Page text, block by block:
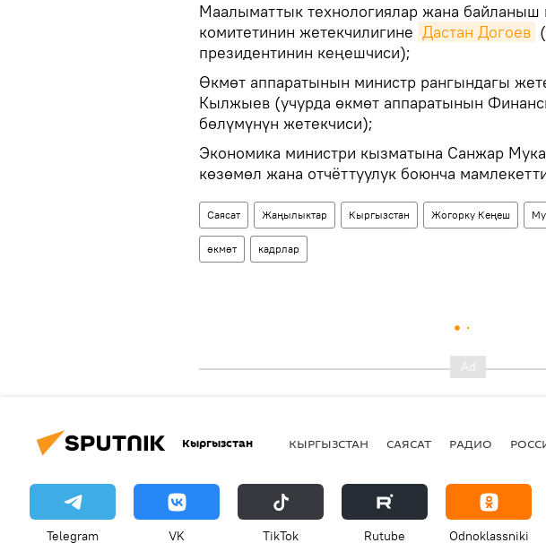
Маалыматтык технологиялар жана байланыш
комитетинин жетекчилигине Дастан Догоев
президентинин кеңешчиси);
Өкмөт аппаратынын министр рангындагы
Кылжыев (учурда өкмөт аппаратынын
бөлүмүнүн жетекчиси);
Экономика министри кызматына Санжар
көзөмөл жана отчёттуулук боюнча
Саясат Жаңылыктар Кыргызстан Жогорку Кеңеш
өкмөт кадрлар
Кыргызстан КЫРГЫЗСТАН САЯСАТ РАДИО
Telegram VK ТikТоk Rutube Odnoklassniki